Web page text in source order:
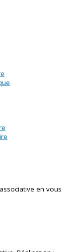
en vous